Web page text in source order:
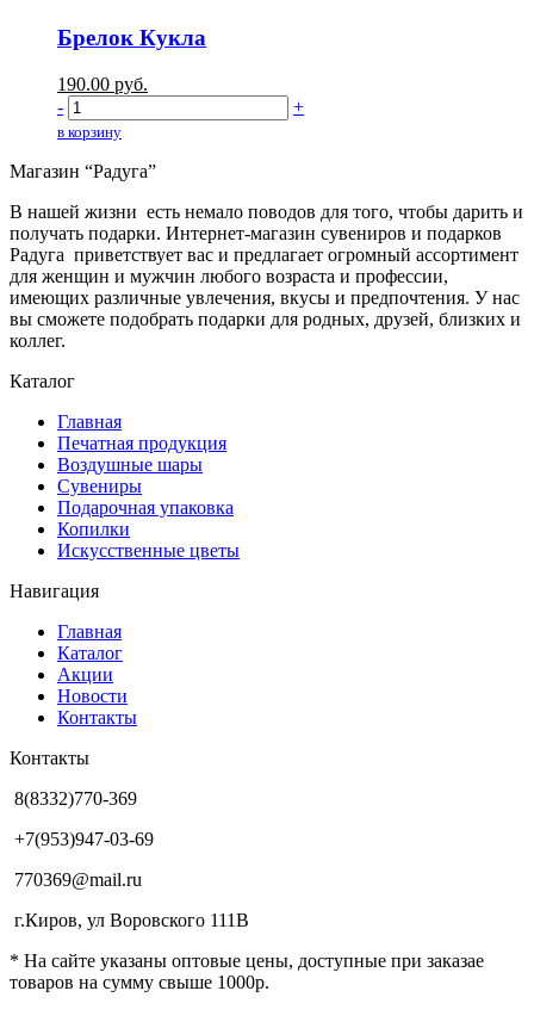
Брелок Кукла
190.00 руб.
-
+
в корзину
Магазин “Радуга”
В нашей жизни есть немало поводов для того, чтобы дарить и
получать подарки. Интернет-магазин сувениров и подарков
Радуга приветствует вас и предлагает огромный ассортимент
для женщин и мужчин любого возраста и профессии,
имеющих различные увлечения, вкусы и предпочтения. У нас
вы сможете подобрать подарки для родных, друзей, близких и
коллег.
Каталог
Главная
Печатная продукция
Воздушные шары
Сувениры
Подарочная упаковка
Копилки
Искусственные цветы
Навигация
Главная
Каталог
Акции
Новости
Контакты
Контакты
8(8332)770-369
+7(953)947-03-69
770369@mail.ru
г.Киров, ул Воровского 111В
* На сайте указаны оптовые цены, доступные при заказае
товаров на сумму свыше 1000р.